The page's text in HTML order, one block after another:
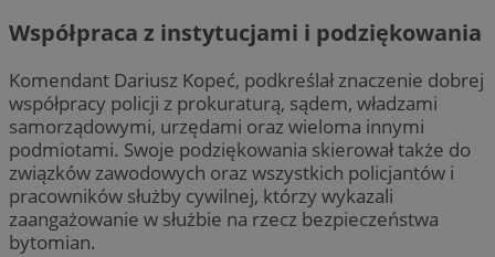
Współpraca z instytucjami i podziękowania
Komendant Dariusz Kopeć, podkreślał znaczenie dobrej
współpracy policji z prokuraturą, sądem, władzami
samorządowymi, urzędami oraz wieloma innymi
podmiotami. Swoje podziękowania skierował także do
związków zawodowych oraz wszystkich policjantów i
pracowników służby cywilnej, którzy wykazali
zaangażowanie w służbie na rzecz bezpieczeństwa
bytomian.